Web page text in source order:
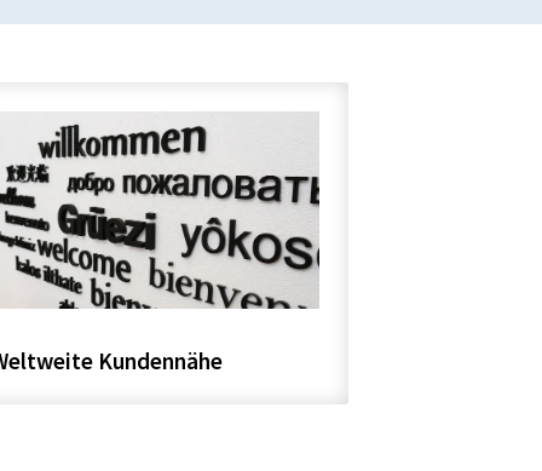
Kundennähe